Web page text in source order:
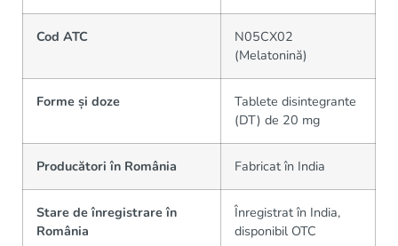
Cod ATC
N05CX02
(Melatonină)
Forme și doze
Tablete disintegrante
(DT) de 20 mg
Producători în România Fabricat în India
Stare de înregistrare în
România
Înregistrat în India,
disponibil OTC